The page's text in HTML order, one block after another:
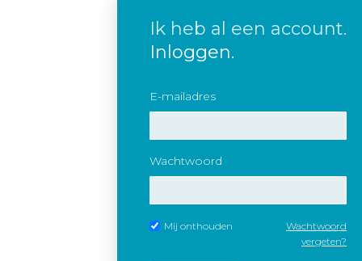
Ik heb al een account.
Inloggen.
E-mailadres
Wachtwoord
Mij onthouden
Wachtwoord
vergeten?